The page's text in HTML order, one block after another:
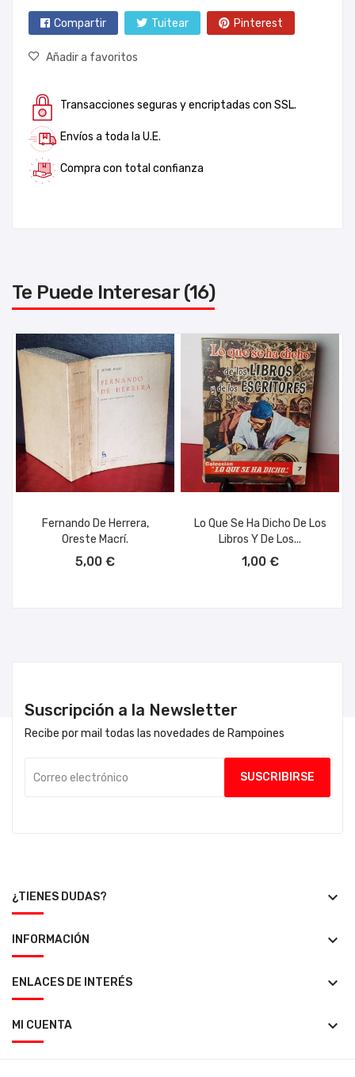
Compartir Tuitear Pinterest
Añadir a favoritos
Transacciones seguras y encriptadas con SSL.
Envíos a toda la U.E.
Compra con total confianza
Te Puede Interesar (16)
Fernando De Herrera,
Oreste Macrí.
5,00 €
Lo Que Se Ha Dicho De Los
Libros Y De Los...
1,00 €
Suscripción a la Newsletter
Recibe por mail todas las novedades de Rampoines
¿TIENES DUDAS? keyboard_arrow_down
INFORMACIÓN keyboard_arrow_down
ENLACES DE INTERÉS keyboard_arrow_down
MI CUENTA keyboard_arrow_down